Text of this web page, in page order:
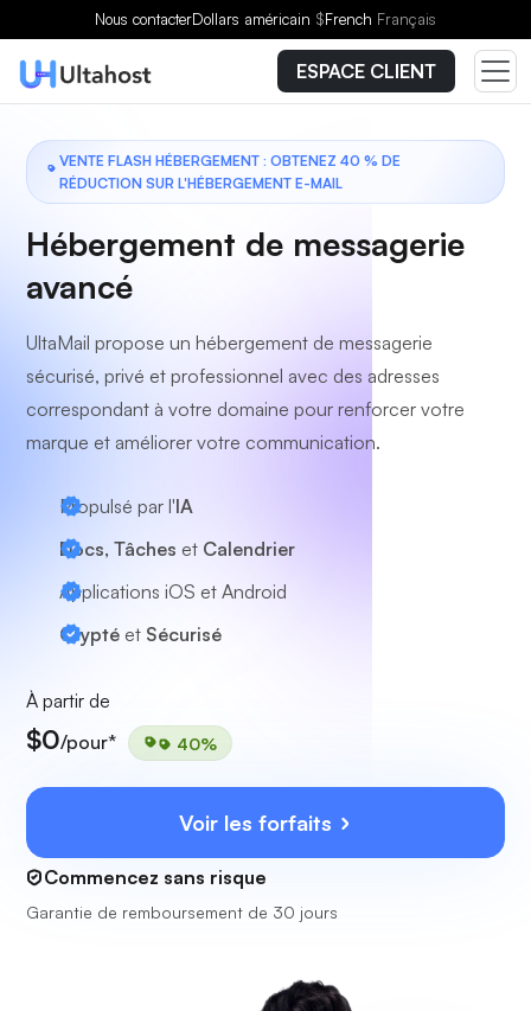
Nous contacterDollars américain $French Français
ESPACE CLIENT
VENTE FLASH HÉBERGEMENT : OBTENEZ 40 % DE
RÉDUCTION SUR L'HÉBERGEMENT E-MAIL
Hébergement de messagerie
avancé
UltaMail propose un hébergement de messagerie
sécurisé, privé et professionnel avec des adresses
correspondant à votre domaine pour renforcer votre
marque et améliorer votre communication.
Propulsé par l'IA
Docs, Tâches et Calendrier
Applications iOS et Android
Crypté et Sécurisé
À partir de
$0/pour* 40%
Voir les forfaits
Commencez sans risque
Garantie de remboursement de 30 jours
Choisissez un forfait